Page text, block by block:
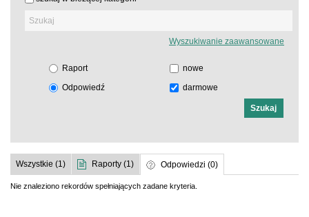
Wyszukiwanie zaawansowane
Raport
Odpowiedź
nowe
darmowe
Wszystkie (1) Raporty (1) Odpowiedzi (0)
Nie znaleziono rekordów spełniających zadane kryteria.